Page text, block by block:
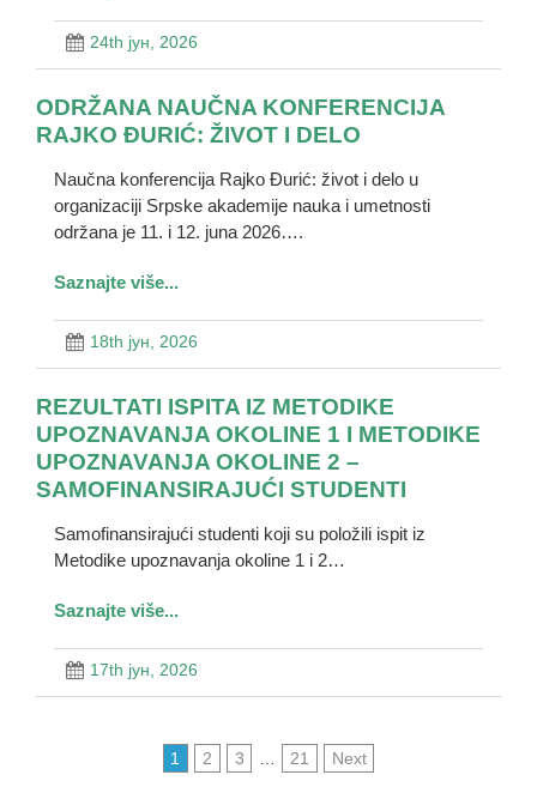
24th јун, 2026
ODRŽANA NAUČNA KONFERENCIJA
RAJKO ĐURIĆ: ŽIVOT I DELO
Naučna konferencija Rajko Đurić: život i delo u
organizaciji Srpske akademije nauka i umetnosti
održana je 11. i 12. juna 2026….
Saznajte više...
18th јун, 2026
REZULTATI ISPITA IZ METODIKE
UPOZNAVANJA OKOLINE 1 I METODIKE
UPOZNAVANJA OKOLINE 2 –
SAMOFINANSIRAJUĆI STUDENTI
Samofinansirajući studenti koji su položili ispit iz
Metodike upoznavanja okoline 1 i 2…
Saznajte više...
17th јун, 2026
1 2 3 21 Next